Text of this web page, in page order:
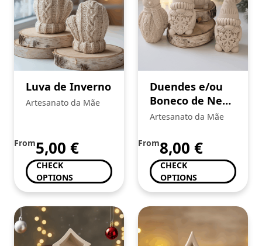
Luva de Inverno
Artesanato da Mãe
From5,00 €
CHECK
OPTIONS
Duendes e/ou
Boneco de Neve
de Natal
Artesanato da Mãe
From8,00 €
CHECK
OPTIONS